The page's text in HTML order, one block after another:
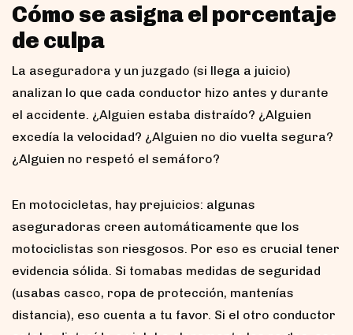
Cómo se asigna el porcentaje
de culpa
La aseguradora y un juzgado (si llega a juicio)
analizan lo que cada conductor hizo antes y durante
el accidente. ¿Alguien estaba distraído? ¿Alguien
excedía la velocidad? ¿Alguien no dio vuelta segura?
¿Alguien no respetó el semáforo?
En motocicletas, hay prejuicios: algunas
aseguradoras creen automáticamente que los
motociclistas son riesgosos. Por eso es crucial tener
evidencia sólida. Si tomabas medidas de seguridad
(usabas casco, ropa de protección, mantenías
distancia), eso cuenta a tu favor. Si el otro conductor